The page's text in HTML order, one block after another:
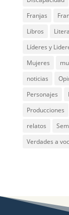
Franjas
Libros
Líderes y
Mujeres
noticias
Personajes
Producciones
relatos
Verdades a